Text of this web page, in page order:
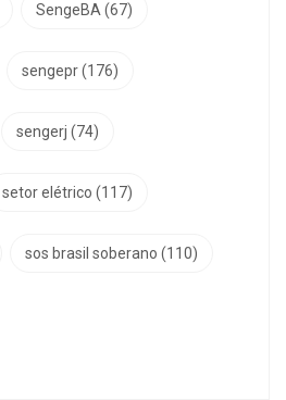
SengeBA(67)
sengepr(176)
sengerj (74)
setor elétrico (117)
sos brasil soberano (110)